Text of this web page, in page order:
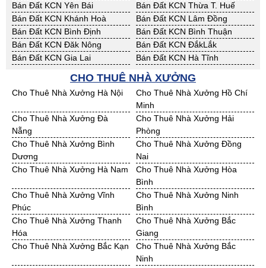
Bán Đất KCN Yên Bái
Bán Đất KCN Thừa T. Huế
Bán Đất KCN Khánh Hoà
Bán Đất KCN Lâm Đồng
Bán Đất KCN Bình Định
Bán Đất KCN Bình Thuận
Bán Đất KCN Đăk Nông
Bán Đất KCN ĐắkLắk
Bán Đất KCN Gia Lai
Bán Đất KCN Hà Tĩnh
Bán Đất KCN Nghệ An
Bán Đất KCN Ninh Thuận
Bán Đất KCN Phú Yên
Bán Đất KCN Quảng Bình
Bán Đất KCN Quảng Nam
Bán Đất KCN Quảng Ngãi
Bán Đất KCN Bà Rịa - VT
Bán Đất KCN Cần Thơ
Bán Đất KCN An Giang
Bán Đất KCN Bạc Liêu
Bán Đất KCN Bến Tre
Bán Đất KCN Bình Phước
Bán Đất KCN Cà Mau
Bán Đất KCN Đồng Tháp
Bán Đất KCN Hậu Giang
Bán Đất KCN Kiên Giang
Bán Đất KCN Long An
Bán Đất KCN Sóc Trăng
Bán Đất KCN Tây Ninh
Bán Đất KCN Tiền Giang
Bán Đất KCN Trà Vinh
Bán Đất KCN Vĩnh Long
Bán Đất KCN Hải Dương
Bán Đất KCN Hưng Yên
Bán Đất KCN Quảng Ninh
CHO THUÊ NHÀ XƯỞNG
Cho Thuê Nhà Xưởng Hà Nội
Cho Thuê Nhà Xưởng Hồ Chí
Minh
Cho Thuê Nhà Xưởng Đà
Nẵng
Cho Thuê Nhà Xưởng Hải
Phòng
Cho Thuê Nhà Xưởng Bình
Dương
Cho Thuê Nhà Xưởng Đồng
Nai
Cho Thuê Nhà Xưởng Hà Nam
Cho Thuê Nhà Xưởng Hòa
Bình
Cho Thuê Nhà Xưởng Vĩnh
Phúc
Cho Thuê Nhà Xưởng Ninh
Bình
Cho Thuê Nhà Xưởng Thanh
Hóa
Cho Thuê Nhà Xưởng Bắc
Giang
Cho Thuê Nhà Xưởng Bắc Kạn
Cho Thuê Nhà Xưởng Bắc
Ninh